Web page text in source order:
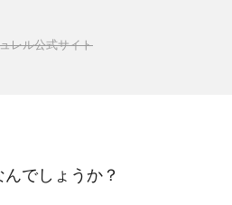
レル公式サイト
でしょうか？